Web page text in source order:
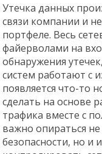
Утечка данных
связи компании и
портфеле. Весь
файерволами на
обнаружения
систем работают с
появляется что-то
сделать на основе
трафика вместе с
важно опираться
безопасности, но и